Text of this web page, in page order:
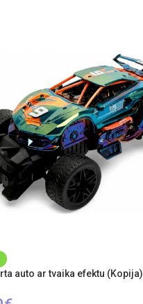
auto ar tvaika efektu (Kopija)